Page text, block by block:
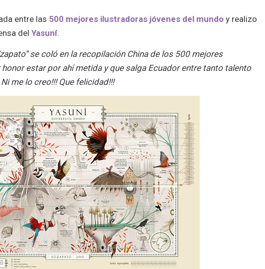
entre las 500 mejores ilustradoras jóvenes del mundo y realizo
delYasuní.
se coló en la recopilación China de los 500 mejores
estar por ahí metida y que salga Ecuador entre tanto talento
me lo creo!!! Que felicidad!!!